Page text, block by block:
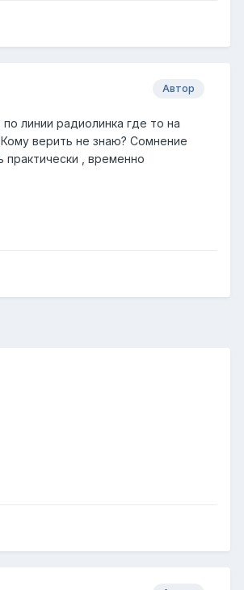
Автор
линии радиолинка где то на
верить не знаю? Сомнение
, временно